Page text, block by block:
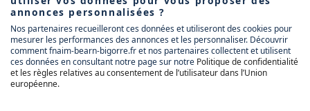
FNAIM BÉARN
annonces personnalisées ?
Nos partenaires recueilleront ces données et utiliseront des cookies pour
mesurer les performances des annonces et les personnaliser. Découvrir
comment fnaim-bearn-bigorre.fr et nos partenaires collectent et utilisent
ces données en consultant notre page sur notre Politique de confidentialité
et les règles relatives au consentement de l’utilisateur dans l’Union
européenne.